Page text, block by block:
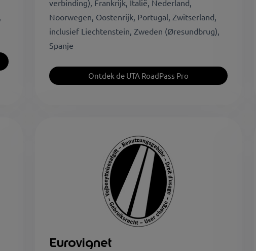
verbinding), Frankrijk, Italië, Nederland,
Noorwegen, Oostenrijk, Portugal, Zwitserland,
inclusief Liechtenstein, Zweden (Øresundbrug),
Spanje
Ontdek de UTA RoadPass Pro
Eurovignet